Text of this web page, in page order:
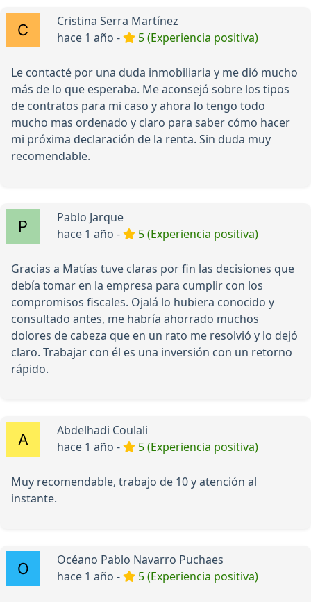
Cristina Serra Martínez
hace 1 año -
5 (Experiencia positiva)
Le contacté por una duda inmobiliaria y me dió mucho
más de lo que esperaba. Me aconsejó sobre los tipos
de contratos para mi caso y ahora lo tengo todo
mucho mas ordenado y claro para saber cómo hacer
mi próxima declaración de la renta. Sin duda muy
recomendable.
Pablo Jarque
hace 1 año -
5 (Experiencia positiva)
Gracias a Matías tuve claras por fin las decisiones que
debía tomar en la empresa para cumplir con los
compromisos fiscales. Ojalá lo hubiera conocido y
consultado antes, me habría ahorrado muchos
dolores de cabeza que en un rato me resolvió y lo dejó
claro. Trabajar con él es una inversión con un retorno
rápido.
Abdelhadi Coulali
hace 1 año -
5 (Experiencia positiva)
Muy recomendable, trabajo de 10 y atención al
instante.
Océano Pablo Navarro Puchaes
hace 1 año -
5 (Experiencia positiva)